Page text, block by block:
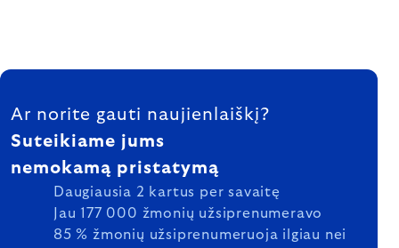
FOOTER
Ar norite gauti naujienlaiškį?
Suteikiame jums
nemokamą pristatymą
Daugiausia 2 kartus per savaitę
Jau 177 000 žmonių užsiprenumeravo
85 % žmonių užsiprenumeruoja ilgiau nei